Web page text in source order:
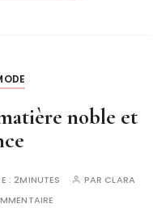
noble et
:2MINUTES PAR CLARA